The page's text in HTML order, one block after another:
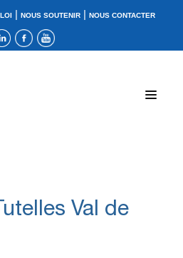
| NOUS SOUTENIR| NOUS CONTACTER
Val de